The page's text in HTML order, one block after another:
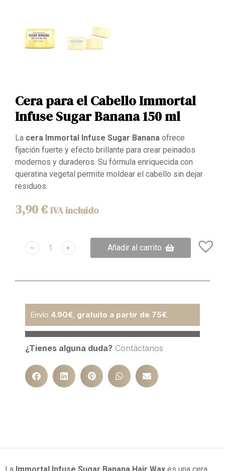
Cera para el Cabello Immortal
Infuse Sugar Banana 150 ml
La cera Immortal Infuse Sugar Banana ofrece
fijación fuerte y efecto brillante para crear peinados
modernos y duraderos. Su fórmula enriquecida con
queratina vegetal permite moldear el cabello sin dejar
residuos.
3,90€ IVA incluido
﹣ ﹢ Añadir al carrito
Envío 4.90€ gratuito a partir de 75€.
¿Tienes alguna duda? Contáctanos